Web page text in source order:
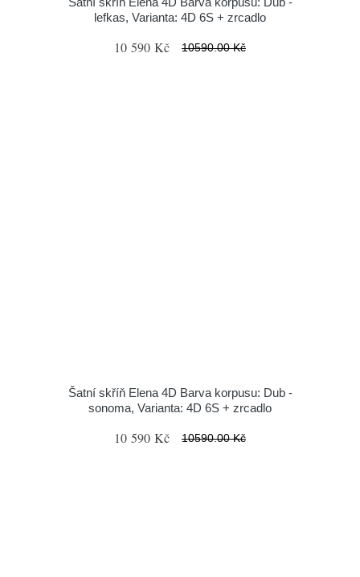
lefkas, Varianta: 4D 6S + zrcadlo
10 590 Kč 10590.00 Kč
Šatní skříň Elena 4D Barva korpusu: Dub -
sonoma, Varianta: 4D 6S + zrcadlo
10 590 Kč 10590.00 Kč